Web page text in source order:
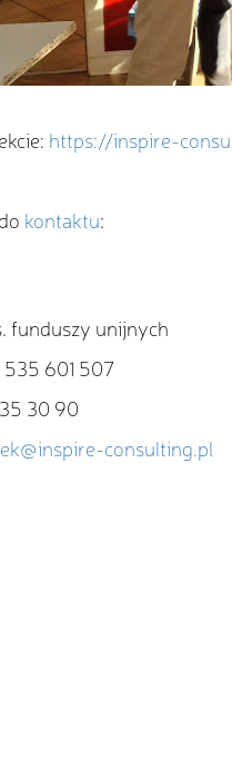
https://inspire-
kontaktu:
funduszy unijnych
601 507
30 90
consulting.pl